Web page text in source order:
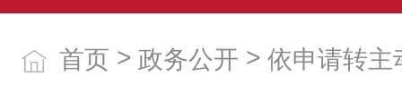
首页 > 政务公开 > 依申请转主